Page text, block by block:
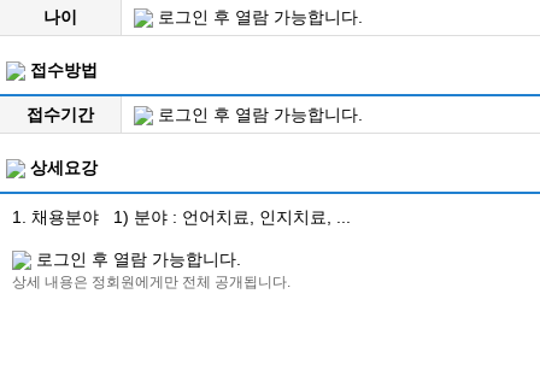
나이
로그인 후 열람 가능합니다.
접수방법
접수기간 로그인 후 열람 가능합니다.
상세요강
1. 채용분야 1) 분야 : 언어치료, 인지치료, ...
로그인 후 열람 가능합니다.
상세 내용은 정회원에게만 전체 공개됩니다.